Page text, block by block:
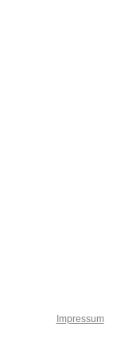
Impressum